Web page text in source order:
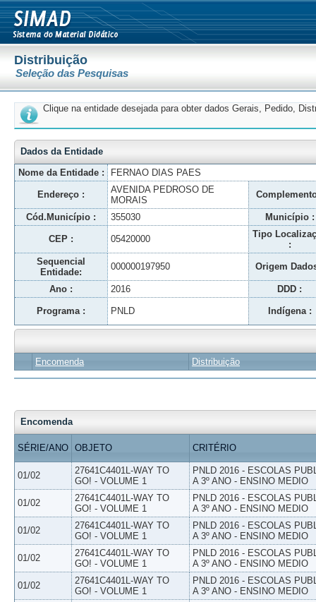
Distribuição
Seleção das Pesquisas
Clique na entidade desejada para obter dados Gerais, Pedido,
Dados da Entidade
Nome da Entidade :
FERNAO DIAS PAES
Endereço :
AVENIDA PEDROSO DE
MORAIS
Cód.Município : 355030 Município :
CEP : 05420000
Tipo
:
Sequencial
Entidade:
000000197950 Origem
Ano : 2016 DDD :
Programa : PNLD Indígena :
Encomenda Distribuição
Encomenda
SÉRIE/ANO OBJETO CRITÉRIO
01/02
27641C4401L-WAY TO
GO! - VOLUME 1
PNLD 2016 - ESCOLAS
A 3º ANO - ENSINO MEDIO
01/02
27641C4401L-WAY TO
GO! - VOLUME 1
PNLD 2016 - ESCOLAS
A 3º ANO - ENSINO MEDIO
01/02
27641C4401L-WAY TO
GO! - VOLUME 1
PNLD 2016 - ESCOLAS
A 3º ANO - ENSINO MEDIO
01/02
27641C4401L-WAY TO
GO! - VOLUME 1
PNLD 2016 - ESCOLAS
A 3º ANO - ENSINO MEDIO
01/02
27641C4401L-WAY TO
GO! - VOLUME 1
PNLD 2016 - ESCOLAS
A 3º ANO - ENSINO MEDIO